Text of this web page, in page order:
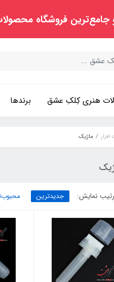
فروشگاه
هنری کِلکِ عشق برندها
ماژیک
نمایش: جدیدترین